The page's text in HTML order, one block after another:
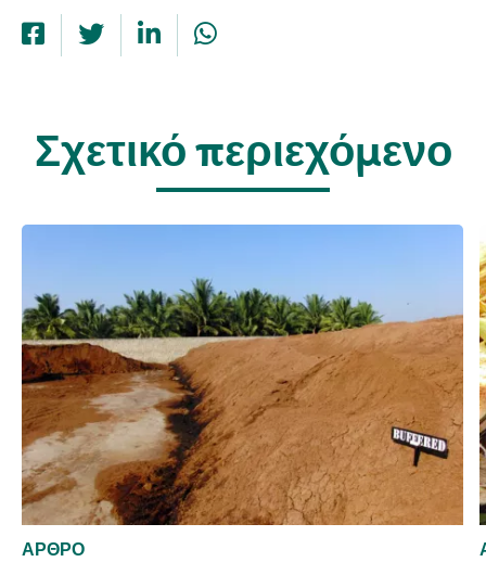
Σχετικό περιεχόμενο
ΑΡΘΡΟ